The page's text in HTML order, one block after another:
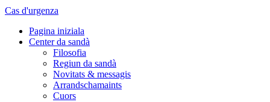
Cas d'urgenza
Pagina iniziala
Center da sandà
Filosofia
Regiun da sandà
Novitats & messagis
Arrandschamaints
Cuors